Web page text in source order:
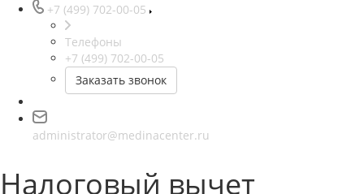
+7 (499) 702-00-05
Телефоны
+7 (499) 702-00-05
Заказать звонок
administrator@medinacenter.ru
Налоговый вычет